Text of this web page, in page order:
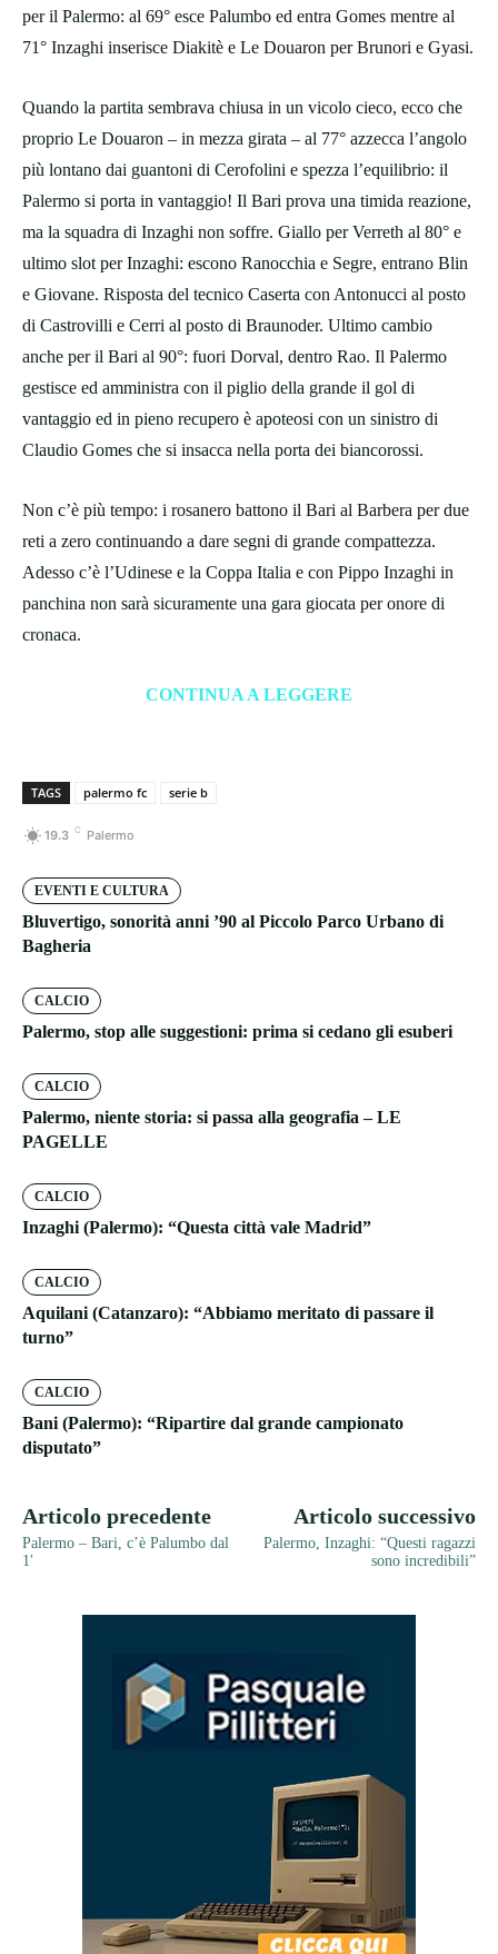
per il Palermo: al 69° esce Palumbo ed entra Gomes mentre al
71° Inzaghi inserisce Diakitè e Le Douaron per Brunori e Gyasi.
Quando la partita sembrava chiusa in un vicolo cieco, ecco che
proprio Le Douaron – in mezza girata – al 77° azzecca l’angolo
più lontano dai guantoni di Cerofolini e spezza l’equilibrio: il
Palermo si porta in vantaggio! Il Bari prova una timida reazione,
ma la squadra di Inzaghi non soffre. Giallo per Verreth al 80° e
ultimo slot per Inzaghi: escono Ranocchia e Segre, entrano Blin
e Giovane. Risposta del tecnico Caserta con Antonucci al posto
di Castrovilli e Cerri al posto di Braunoder. Ultimo cambio
anche per il Bari al 90°: fuori Dorval, dentro Rao. Il Palermo
gestisce ed amministra con il piglio della grande il gol di
vantaggio ed in pieno recupero è apoteosi con un sinistro di
Claudio Gomes che si insacca nella porta dei biancorossi.
Non c’è più tempo: i rosanero battono il Bari al Barbera per due
reti a zero continuando a dare segni di grande compattezza.
Adesso c’è l’Udinese e la Coppa Italia e con Pippo Inzaghi in
panchina non sarà sicuramente una gara giocata per onore di
cronaca.
CONTINUA A LEGGERE
TAGS palermo fc serie b
19.3 C Palermo
EVENTI E CULTURA
Bluvertigo, sonorità anni ’90 al Piccolo Parco Urbano di
Bagheria
CALCIO
Palermo, stop alle suggestioni: prima si cedano gli esuberi
CALCIO
Palermo, niente storia: si passa alla geografia – LE
PAGELLE
CALCIO
Inzaghi (Palermo): “Questa città vale Madrid”
CALCIO
Aquilani (Catanzaro): “Abbiamo meritato di passare il
turno”
CALCIO
Bani (Palermo): “Ripartire dal grande campionato
disputato”
Articolo precedente
Palermo – Bari, c’è Palumbo dal
1′
Articolo successivo
Palermo, Inzaghi: “Questi ragazzi
sono incredibili”